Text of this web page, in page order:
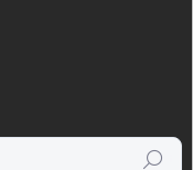
Hledat